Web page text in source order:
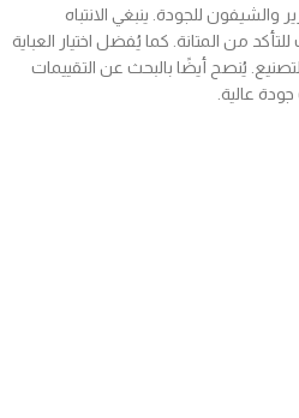
للجودة. ينبغي الانتباه
من المتانة. كما يُفضل اختيار العباية
يُنصح أيضًا بالبحث عن التقييمات
عالية.